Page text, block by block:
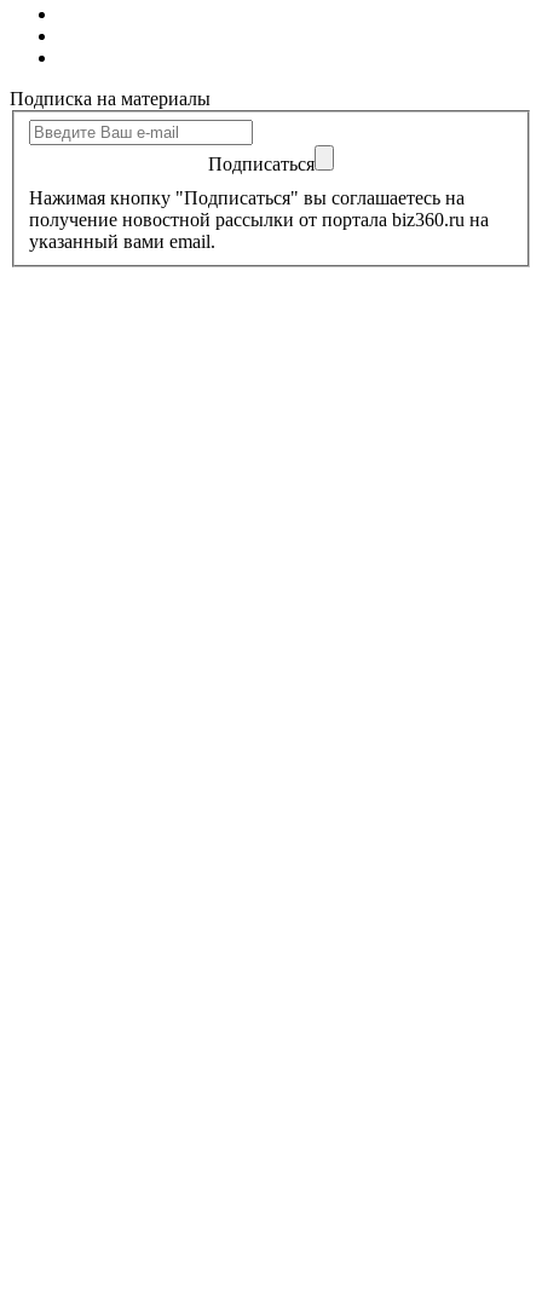
Подписка на материалы
Подписаться
Нажимая кнопку "Подписаться" вы соглашаетесь на
получение новостной рассылки от портала biz360.ru на
указанный вами email.